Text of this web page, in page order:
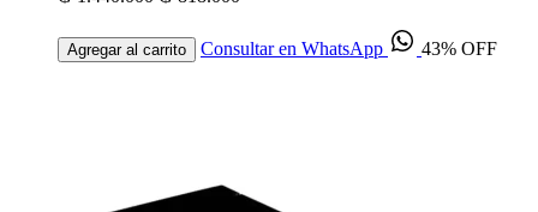
Agregar al carrito Consultar en WhatsApp 43% OFF